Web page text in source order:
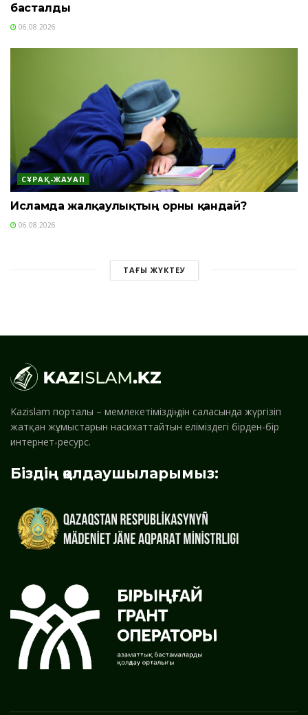
басталды
06.08.2026
СҰРАҚ-ЖАУАП
Исламда жалқаулықтың орны қандай?
06.08.2026
ТАҒЫ ЖҮКТЕУ
Kazislam порталы – мемлекетіміздің дін саласында жүргізіп
жатқан жұмыстарын насихаттайтын еліміздегі бірден-бір
интернет-ресурс.
Біздің қолдаушыларымыз: